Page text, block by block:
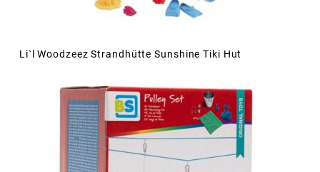
Li`l Woodzeez Strandhütte Sunshine Tiki Hut